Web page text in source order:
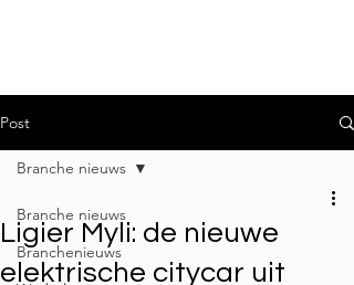
Post
Branche nieuws
Branchenieuws
Branche nieuws
Ligier Myli: de nieuwe
elektrische citycar uit